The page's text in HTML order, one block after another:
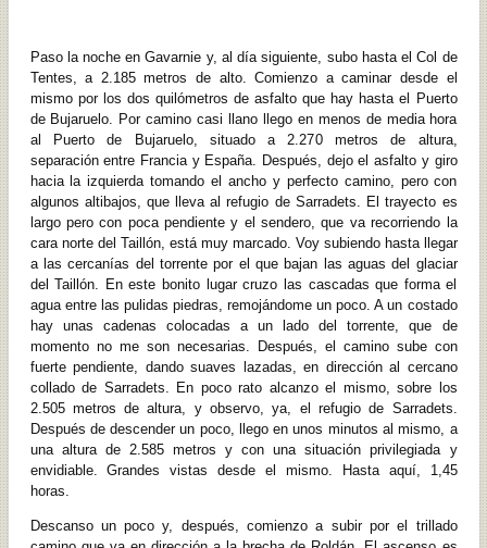
Paso la noche en Gavarnie y, al día siguiente, subo hasta el Col de
Tentes, a 2.185 metros de alto. Comienzo a caminar desde el
mismo por los dos quilómetros de asfalto que hay hasta el Puerto
de Bujaruelo. Por camino casi llano llego en menos de media hora
al Puerto de Bujaruelo, situado a 2.270 metros de altura,
separación entre Francia y España. Después, dejo el asfalto y giro
hacia la izquierda tomando el ancho y perfecto camino, pero con
algunos altibajos, que lleva al refugio de Sarradets. El trayecto es
largo pero con poca pendiente y el sendero, que va recorriendo la
cara norte del Taillón, está muy marcado. Voy subiendo hasta llegar
a las cercanías del torrente por el que bajan las aguas del glaciar
del Taillón. En este bonito lugar cruzo las cascadas que forma el
agua entre las pulidas piedras, remojándome un poco. A un costado
hay unas cadenas colocadas a un lado del torrente, que de
momento no me son necesarias. Después, el camino sube con
fuerte pendiente, dando suaves lazadas, en dirección al cercano
collado de Sarradets. En poco rato alcanzo el mismo, sobre los
2.505 metros de altura, y observo, ya, el refugio de Sarradets.
Después de descender un poco, llego en unos minutos al mismo, a
una altura de 2.585 metros y con una situación privilegiada y
envidiable. Grandes vistas desde el mismo. Hasta aquí, 1,45
horas.
Descanso un poco y, después, comienzo a subir por el trillado